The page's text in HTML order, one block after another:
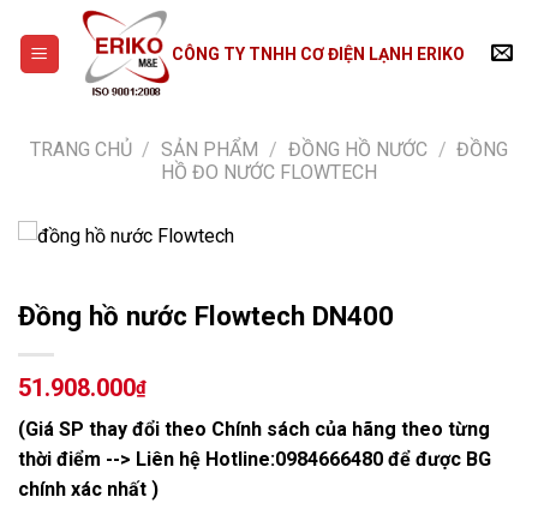
content
CÔNG TY TNHH CƠ ĐIỆN LẠNH ERIKO
TRANG CHỦ / SẢN PHẨM / ĐỒNG HỒ NƯỚC / ĐỒNG
HỒ ĐO NƯỚC FLOWTECH
Đồng hồ nước Flowtech DN400
51.908.000₫
(Giá SP thay đổi theo Chính sách của hãng theo từng
thời điểm --> Liên hệ Hotline:0984666480 để được BG
chính xác nhất )